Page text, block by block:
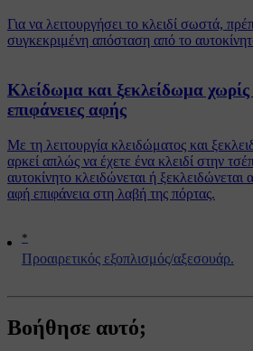
*
Προαιρετικός εξοπλισμός/αξεσουάρ.
Για να λειτουργήσει το κλειδί σωστά,
συγκεκριμένη απόσταση από το
Κλείδωμα και ξεκλείδωμα χωρίς
επιφάνειες αφής
Με τη λειτουργία κλειδώματος και
αρκεί απλώς να έχετε ένα κλειδί στην
αυτοκίνητο κλειδώνεται ή ξεκλειδώνεται
αφή επιφάνεια στη λαβή της πόρτας.
Βοήθησε αυτό;